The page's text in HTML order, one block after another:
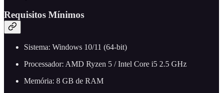
Requisitos Mínimos
Sistema: Windows 10/11 (64-bit)
Processador: AMD Ryzen 5 / Intel Core i5 2.5 GHz
Memória: 8 GB de RAM